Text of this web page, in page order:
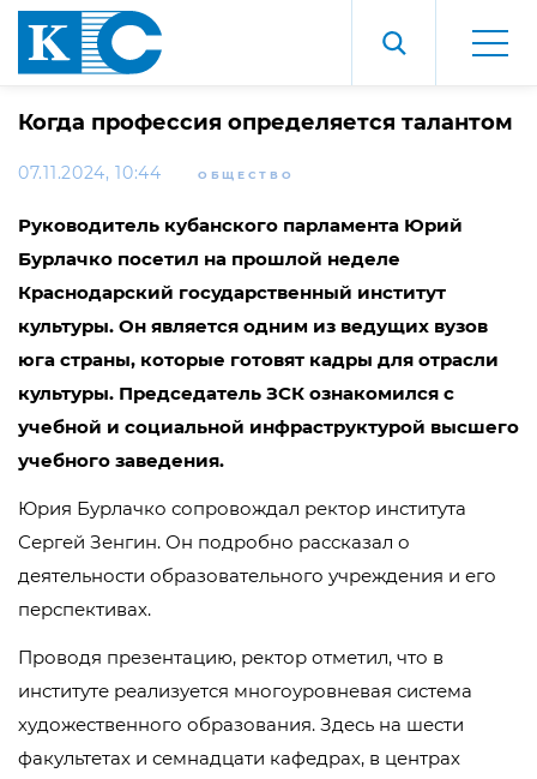
Когда профессия определяется талантом
07.11.2024, 10:44 ОБЩЕСТВО
Руководитель кубанского парламента Юрий
Бурлачко посетил на прошлой неделе
Краснодарский государственный институт
культуры. Он является одним из ведущих вузов
юга страны, которые готовят кадры для отрасли
культуры. Председатель ЗСК ознакомился с
учебной и социальной инфраструктурой высшего
учебного заведения.
Юрия Бурлачко сопровождал ректор института
Сергей Зенгин. Он подробно рассказал о
деятельности образовательного учреждения и его
перспективах.
Проводя презентацию, ректор отметил, что в
институте реализуется многоуровневая система
художественного образования. Здесь на шести
факультетах и семнадцати кафедрах, в центрах